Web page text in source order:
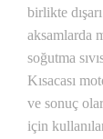
birlikte
aksamlarda
soğutma
Kısacası
ve sonuç
için